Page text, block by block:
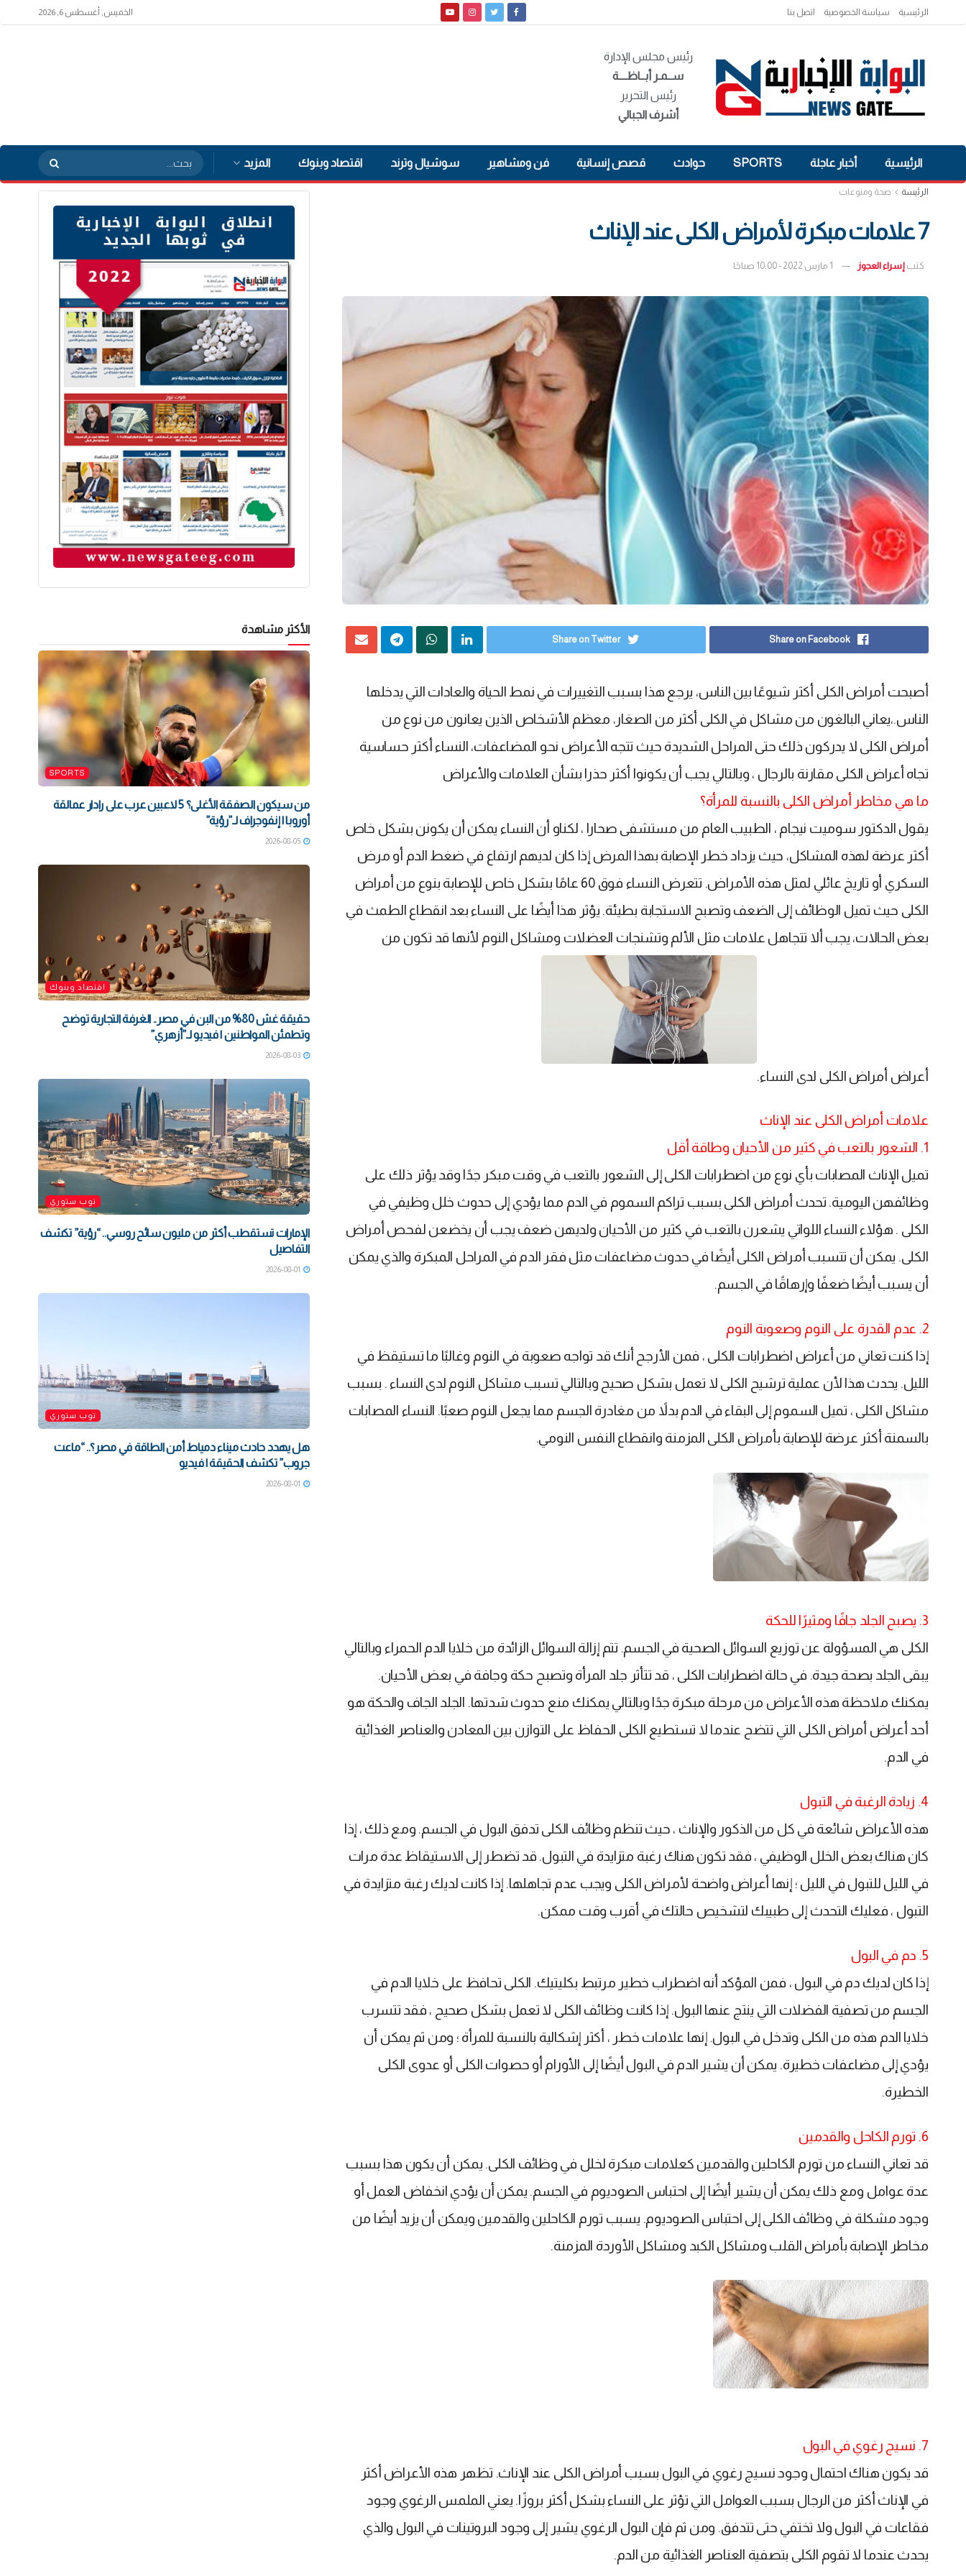
الرئيسية سياسة الخصوصية اتصل بنا الخميس, أغسطس 6, 2026
رئيس مجلس الإدارة
ســمـر أبــاظــــة
رئيس التحرير
أشرف الجبالي
الرئيسية أخبار عاجلة SPORTS حوادث قصص إنسانية فن ومشاهير سوشيال وترند اقتصاد وبنوك المزيد
الرئيسة صحة ومنوعات
7 علامات مبكرة لأمراض الكلى عند الإناث
كتب إسراء العجوز 1 مارس 2022 - 10:00 صباحًا
Share on Facebook
Share on Twitter
أصبحت أمراض الكلى أكثر شيوعًا بين الناس، يرجع هذا بسبب التغييرات في نمط الحياة والعادات التي يدخلها
الناس.،يعاني البالغون من مشاكل في الكلى أكثر من الصغار، معظم الأشخاص الذين يعانون من نوع من
أمراض الكلى لا يدركون ذلك حتى المراحل الشديدة حيث تتجه الأعراض نحو المضاعفات، النساء أكثر حساسية
تجاه أعراض الكلى مقارنة بالرجال ، وبالتالي يجب أن يكونوا أكثر حذرا بشأن العلامات والأعراض
ما هي مخاطر أمراض الكلى بالنسبة للمرأة؟
يقول الدكتور سوميت نيجام ، الطبيب العام من مستشفى صحارا ، لكناو أن النساء يمكن أن يكونن بشكل خاص
أكثر عرضة لهذه المشاكل، حيث يزداد خطر الإصابة بهذا المرض إذا كان لديهم ارتفاع في ضغط الدم أو مرض
السكري أو تاريخ عائلي لمثل هذه الأمراض. تتعرض النساء فوق 60 عامًا بشكل خاص للإصابة بنوع من أمراض
الكلى حيث تميل الوظائف إلى الضعف وتصبح الاستجابة بطيئة. يؤثر هذا أيضًا على النساء بعد انقطاع الطمث في
بعض الحالات، يجب ألا تتجاهل علامات مثل الألم وتشنجات العضلات ومشاكل النوم لأنها قد تكون من
أعراض أمراض الكلى لدى النساء.
علامات أمراض الكلى عند الإناث
1. الشعور بالتعب في كثير من الأحيان وطاقة أقل
تميل الإناث المصابات بأي نوع من اضطرابات الكلى إلى الشعور بالتعب في وقت مبكر جدًا وقد يؤثر ذلك على
وظائفهن اليومية. تحدث أمراض الكلى بسبب تراكم السموم في الدم مما يؤدي إلى حدوث خلل وظيفي في
الكلى . هؤلاء النساء اللواتي يشعرن بالتعب في كثير من الأحيان ولديهن ضعف يجب أن يخضعن لفحص أمراض
الكلى. يمكن أن تتسبب أمراض الكلى أيضًا في حدوث مضاعفات مثل فقر الدم في المراحل المبكرة والذي يمكن
أن يسبب أيضًا ضعفًا وإرهاقًا في الجسم.
2. عدم القدرة على النوم وصعوبة النوم
إذا كنت تعاني من أعراض اضطرابات الكلى ، فمن الأرجح أنك قد تواجه صعوبة في النوم وغالبًا ما تستيقظ في
الليل. يحدث هذا لأن عملية ترشيح الكلى لا تعمل بشكل صحيح وبالتالي تسبب مشاكل النوم لدى النساء . بسبب
مشاكل الكلى ، تميل السموم إلى البقاء في الدم بدلاً من مغادرة الجسم مما يجعل النوم صعبًا. النساء المصابات
بالسمنة أكثر عرضة للإصابة بأمراض الكلى المزمنة وانقطاع النفس النومي.
3. يصبح الجلد جافًا ومثيرًا للحكة
الكلى هي المسؤولة عن توزيع السوائل الصحية في الجسم. تتم إزالة السوائل الزائدة من خلايا الدم الحمراء وبالتالي
يبقى الجلد بصحة جيدة. في حالة اضطرابات الكلى ، قد تتأثر جلد المرأة وتصبح حكة وجافة في بعض الأحيان.
يمكنك ملاحظة هذه الأعراض من مرحلة مبكرة جدًا وبالتالي يمكنك منع حدوث شدتها. الجلد الجاف والحكة هو
أحد أعراض أمراض الكلى التي تتضح عندما لا تستطيع الكلى الحفاظ على التوازن بين المعادن والعناصر الغذائية
في الدم.
4. زيادة الرغبة في التبول
هذه الأعراض شائعة في كل من الذكور والإناث ، حيث تنظم وظائف الكلى تدفق البول في الجسم. ومع ذلك ، إذا
كان هناك بعض الخلل الوظيفي ، فقد تكون هناك رغبة متزايدة في التبول. قد تضطر إلى الاستيقاظ عدة مرات
في الليل للتبول في الليل ؛ إنها أعراض واضحة لأمراض الكلى ويجب عدم تجاهلها. إذا كانت لديك رغبة متزايدة في
التبول ، فعليك التحدث إلى طبيبك لتشخيص حالتك في أقرب وقت ممكن.
5. دم في البول
إذا كان لديك دم في البول ، فمن المؤكد أنه اضطراب خطير مرتبط بكليتيك. الكلى تحافظ على خلايا الدم في
الجسم من تصفية الفضلات التي ينتج عنها البول. إذا كانت وظائف الكلى لا تعمل بشكل صحيح ، فقد تتسرب
خلايا الدم هذه من الكلى وتدخل في البول. إنها علامات خطر ، أكثر إشكالية بالنسبة للمرأة ؛ ومن ثم يمكن أن
يؤدي إلى مضاعفات خطيرة. يمكن أن يشير الدم في البول أيضًا إلى الأورام أو حصوات الكلى أو عدوى الكلى
الخطيرة.
6. تورم الكاحل والقدمين
قد تعاني النساء من تورم الكاحلين والقدمين كعلامات مبكرة لخلل في وظائف الكلى. يمكن أن يكون هذا بسبب
عدة عوامل ومع ذلك يمكن أن يشير أيضًا إلى احتباس الصوديوم في الجسم. يمكن أن يؤدي انخفاض العمل أو
وجود مشكلة في وظائف الكلى إلى احتباس الصوديوم. يسبب تورم الكاحلين والقدمين ويمكن أن يزيد أيضًا من
مخاطر الإصابة بأمراض القلب ومشاكل الكبد ومشاكل الأوردة المزمنة.
7. نسيج رغوي في البول
قد يكون هناك احتمال وجود نسيج رغوي في البول بسبب أمراض الكلى عند الإناث. تظهر هذه الأعراض أكثر
في الإناث أكثر من الرجال بسبب العوامل التي تؤثر على النساء بشكل أكثر بروزًا. يعني الملمس الرغوي وجود
فقاعات في البول ولا تختفي حتى تتدفق. ومن ثم فإن البول الرغوي يشير إلى وجود البروتينات في البول والذي
يحدث عندما لا تقوم الكلى بتصفية العناصر الغذائية من الدم.
الأكثر مشاهدة
SPORTS
من سيكون الصفقة الأغلى؟ 5 لاعبين عرب على رادار عمالقة
أوروبا | إنفوجراف لـ”رؤية”
2026-08-05
اقتصاد وبنوك
حقيقة غش 80% من البن في مصر.. الغرفة التجارية توضح
وتطمئن المواطنين | فيديو لـ”أزهري”
2026-08-03
توب ستوري
الإمارات تستقطب أكثر من مليون سائح روسي.. “رؤية” تكشف
التفاصيل
توب ستوري
هل يهدد حادث ميناء دمياط أمن الطاقة في مصر؟.. “ماعت
جروب” تكشف الحقيقة | فيديو